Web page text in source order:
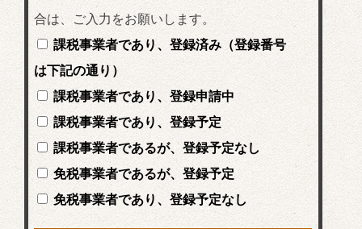
合は、ご入力をお願いします。
課税事業者であり、登録済み（登録番号
は下記の通り）
課税事業者であり、登録申請中
課税事業者であり、登録予定
課税事業者であるが、登録予定なし
免税事業者であるが、登録予定
免税事業者であり、登録予定なし